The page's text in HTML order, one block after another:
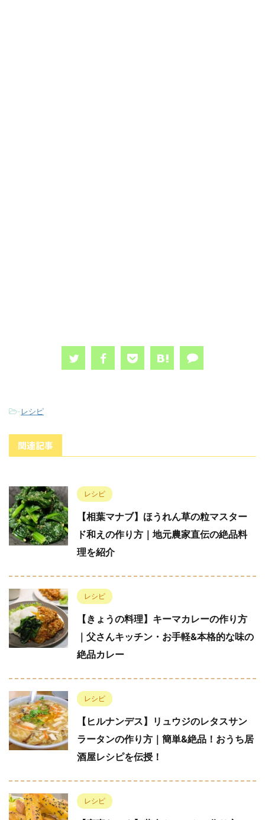
-レシピ
関連記事
レシピ
【相葉マナブ】ほうれん草の粒マスター
ド和えの作り方｜地元農家直伝の絶品料
理を紹介
レシピ
【きょうの料理】キーマカレーの作り方
｜父さんキッチン・お手軽&本格的な味の
絶品カレー
レシピ
【ヒルナンデス】リュウジのレタスサン
ラータンの作り方｜簡単&絶品！おうち居
酒屋レシピを伝授！
レシピ